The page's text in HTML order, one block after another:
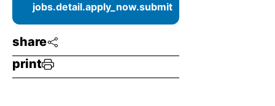
jobs.detail.apply_now.submit
share
print